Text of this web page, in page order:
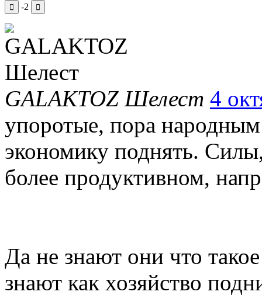
-2
GALAKTOZ Шелест 4
упоротые, пора народным
экономику поднять.
более продуктивном,
Да не знают они что
знают как хозяйство